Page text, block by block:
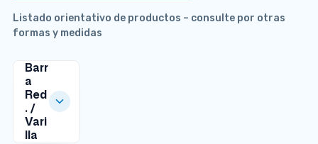
Listado orientativo de productos – consulte por otras
formas y medidas
Barr
a
Red
. /
Vari
lla